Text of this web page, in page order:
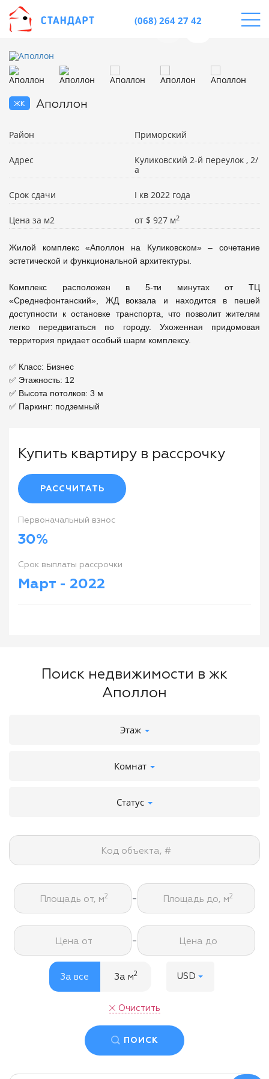
(068) 264 27 42
жк Аполлон
Район Приморский
Адрес
Куликовский 2-й переулок , 2/
а
Срок сдачи I кв 2022 года
Цена за м2 от $ 927 м2
Жилой комплекс «Аполлон на Куликовском» – сочетание
эстетической и функциональной архитектуры.
Комплекс расположен в 5-ти минутах от ТЦ
«Среднефонтанский», ЖД вокзала и находится в пешей
доступности к остановке транспорта, что позволит жителям
легко передвигаться по городу. Ухоженная придомовая
территория придает особый шарм комплексу.
✅ Класс: Бизнес
✅ Этажность: 12
✅ Высота потолков: 3 м
Купить квартиру в рассрочку
РАССЧИТАТЬ
Первоначальный взнос
30%
Cрок выплаты рассрочки
Maрт - 2022
Поиск недвижимости в жк
Аполлон
Этаж
Комнат
Статус
Код объекта, #
Площадь от, м2 - Площадь до, м2
Цена от - Цена до
За все За м2 USD
Очистить
ПОИСК